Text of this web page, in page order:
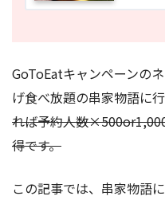
GoToEatキャンペーンの
げ食べ放題の串家物語に
れば予約人数
得です。
この記事では、串家物語